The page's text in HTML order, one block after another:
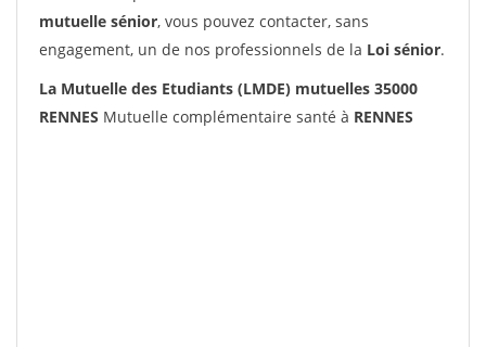
mutuelle sénior, vous pouvez contacter, sans
engagement, un de nos professionnels de la Loi sénior.
La Mutuelle des Etudiants (LMDE) mutuelles 35000
RENNES Mutuelle complémentaire santé à RENNES